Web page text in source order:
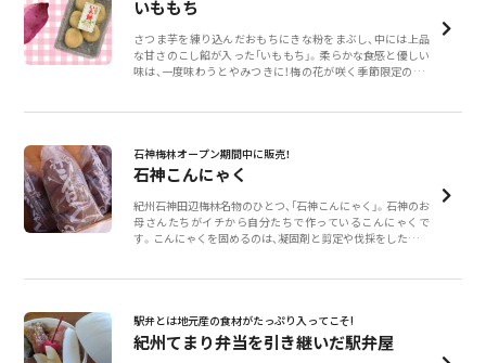
いももち
さつま芋を練り込んだおもちにきな粉をまぶし、中には上品
な甘さのこし餡が入った「いももち」。柔らかな食感と優しい
味は、一度味わうとやみつきに！梅の花が咲く季節限定の「い
石神梅林オープン期間中に販売！
石神こんにゃく
紀州石神田辺梅林名物のひとつ、「石神こんにゃく」。石神のお
母さんたちがイチから自分たちで作っているこんにゃくで
す。こんにゃくを固めるのは、凝固剤と剪定や伐採をした梅枝
駅弁とは地元産の食材がたっぷり入ってこそ!
紀州てまり弁当を引き継いだ駅弁屋